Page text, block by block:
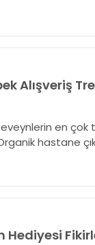
Alışveriş
en
hastane
TinyLamb
Bahar
detaylı
Hediyesi